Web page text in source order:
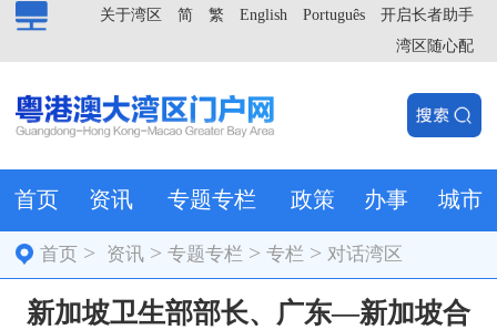
开启长者助手
Português
English
繁
简
关于湾区
湾区随心配
首页 资讯 专题专栏 政策 办事 城市
首页 > 资讯 >专题专栏 >专栏 > 对话湾区
新加坡卫生部部长、广东—新加坡合